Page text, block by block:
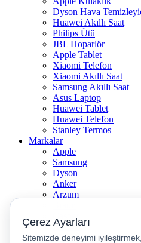
Dyson Hava
Huawei Akıllı Saat
Philips Ütü
JBL Hoparlör
Apple Tablet
Xiaomi Telefon
Xiaomi Akıllı Saat
Samsung Akıllı Saat
Asus Laptop
Huawei Tablet
Huawei Telefon
Stanley Termos
Markalar
Apple
Samsung
Dyson
Anker
Arzum
Casper
Huawei
JBL